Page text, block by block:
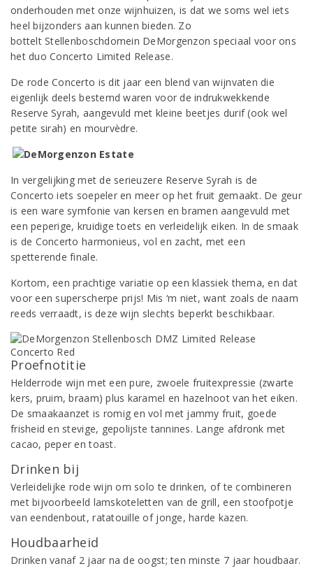
onderhouden met onze wijnhuizen, is dat we soms wel iets
heel bijzonders aan kunnen bieden. Zo
bottelt Stellenboschdomein DeMorgenzon speciaal voor ons
het duo Concerto Limited Release.
De rode Concerto is dit jaar een blend van wijnvaten die
eigenlijk deels bestemd waren voor de indrukwekkende
Reserve Syrah, aangevuld met kleine beetjes durif (ook wel
petite sirah) en mourvèdre.
In vergelijking met de serieuzere Reserve Syrah is de
Concerto iets soepeler en meer op het fruit gemaakt. De geur
is een ware symfonie van kersen en bramen aangevuld met
een peperige, kruidige toets en verleidelijk eiken. In de smaak
is de Concerto harmonieus, vol en zacht, met een
spetterende finale.
Kortom, een prachtige variatie op een klassiek thema, en dat
voor een superscherpe prijs! Mis ‘m niet, want zoals de naam
reeds verraadt, is deze wijn slechts beperkt beschikbaar.
Proefnotitie
Helderrode wijn met een pure, zwoele fruitexpressie (zwarte
kers, pruim, braam) plus karamel en hazelnoot van het eiken.
De smaakaanzet is romig en vol met jammy fruit, goede
frisheid en stevige, gepolijste tannines. Lange afdronk met
cacao, peper en toast.
Drinken bij
Verleidelijke rode wijn om solo te drinken, of te combineren
met bijvoorbeeld lamskoteletten van de grill, een stoofpotje
van eendenbout, ratatouille of jonge, harde kazen.
Houdbaarheid
Drinken vanaf 2 jaar na de oogst; ten minste 7 jaar houdbaar.